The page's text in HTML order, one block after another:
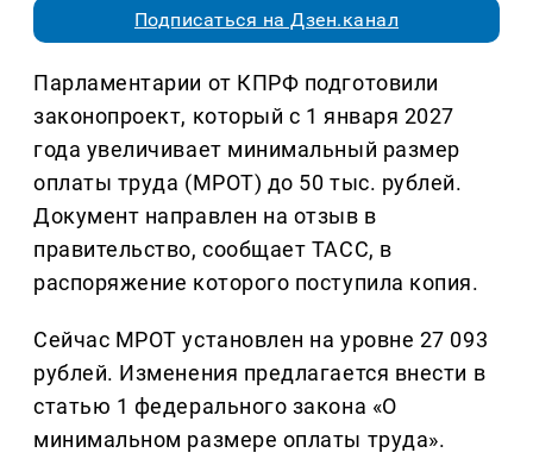
Подписаться на Дзен.канал
Парламентарии от КПРФ подготовили
законопроект, который с 1 января 2027
года увеличивает минимальный размер
оплаты труда (МРОТ) до 50 тыс. рублей.
Документ направлен на отзыв в
правительство, сообщает ТАСС, в
распоряжение которого поступила копия.
Сейчас МРОТ установлен на уровне 27 093
рублей. Изменения предлагается внести в
статью 1 федерального закона «О
минимальном размере оплаты труда».